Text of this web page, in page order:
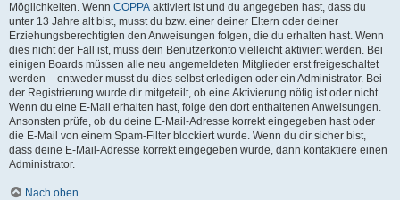
Möglichkeiten. Wenn COPPA aktiviert ist und du angegeben hast, dass du
unter 13 Jahre alt bist, musst du bzw. einer deiner Eltern oder deiner
Erziehungsberechtigten den Anweisungen folgen, die du erhalten hast. Wenn
dies nicht der Fall ist, muss dein Benutzerkonto vielleicht aktiviert werden. Bei
einigen Boards müssen alle neu angemeldeten Mitglieder erst freigeschaltet
werden – entweder musst du dies selbst erledigen oder ein Administrator. Bei
der Registrierung wurde dir mitgeteilt, ob eine Aktivierung nötig ist oder nicht.
Wenn du eine E-Mail erhalten hast, folge den dort enthaltenen Anweisungen.
Ansonsten prüfe, ob du deine E-Mail-Adresse korrekt eingegeben hast oder
die E-Mail von einem Spam-Filter blockiert wurde. Wenn du dir sicher bist,
dass deine E-Mail-Adresse korrekt eingegeben wurde, dann kontaktiere einen
Administrator.
Nach oben